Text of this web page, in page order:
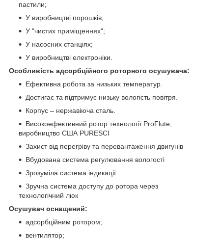
пастили;
У виробництві порошків;
У "чистих приміщеннях";
У насосних станціях;
У виробництві електроніки.
Особливість адсорбційного роторного осушувача:
Ефективна робота за низьких температур.
Достигає та підтримує низьку вологість повітря.
Корпус ̶ нержавіюча сталь.
Високоефективний ротор технології ProFlute,
виробництво США PURESCI
Захист від перегріву та перевантаження двигунів
Вбудована система регулювання вологості
Зрозуміла система індикації
Зручна система доступу до ротора через
технологічний люк
Осушувач оснащений:
адсорбційним ротором;
вентилятор;